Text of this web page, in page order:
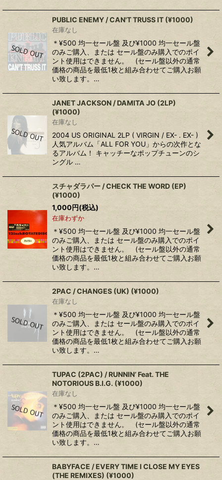
PUBLIC ENEMY / CAN'T TRUSS IT (¥1000)
在庫なし
＊¥500 均一セール盤 及び¥1000 均一セール盤
のみご購入、または セール盤のみ購入でのポイ
ント使用はできません。 (セール盤以外の通常
価格の商品を最低1枚と組み合わせてご購入お願
い致します。…
JANET JACKSON / DAMITA JO (2LP)
(¥1000)
在庫なし
2004 US ORIGINAL 2LP ( VIRGIN / EX- . EX- )
人気アルバム「ALL FOR YOU」からの次作とな
るアルバム！ キャッチーなポップチューンのシ
ングル …
スチャダラパー / CHECK THE WORD (EP)
(¥1000)
1,000円(税込)
在庫わずか
＊¥500 均一セール盤 及び¥1000 均一セール盤
のみご購入、または セール盤のみ購入でのポイ
ント使用はできません。 (セール盤以外の通常
価格の商品を最低1枚と組み合わせてご購入お願
い致します。…
2PAC / CHANGES (UK) (¥1000)
在庫なし
＊¥500 均一セール盤 及び¥1000 均一セール盤
のみご購入、または セール盤のみ購入でのポイ
ント使用はできません。 (セール盤以外の通常
価格の商品を最低1枚と組み合わせてご購入お願
い致します。…
TUPAC (2PAC) / RUNNIN’ Feat. THE
NOTORIOUS B.I.G. (¥1000)
在庫なし
＊¥500 均一セール盤 及び¥1000 均一セール盤
のみご購入、または セール盤のみ購入でのポイ
ント使用はできません。 (セール盤以外の通常
価格の商品を最低1枚と組み合わせてご購入お願
い致します。…
BABYFACE / EVERY TIME I CLOSE MY EYES
(THE REMIXES) (¥1000)